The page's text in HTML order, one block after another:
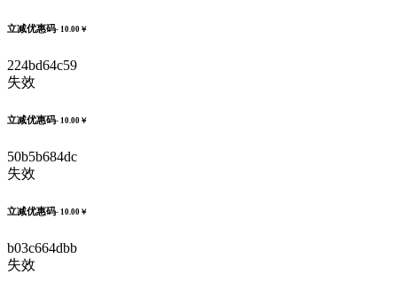
立减优惠码- 10.00￥
224bd64c59
失效
立减优惠码- 10.00￥
50b5b684dc
失效
立减优惠码- 10.00￥
b03c664dbb
失效